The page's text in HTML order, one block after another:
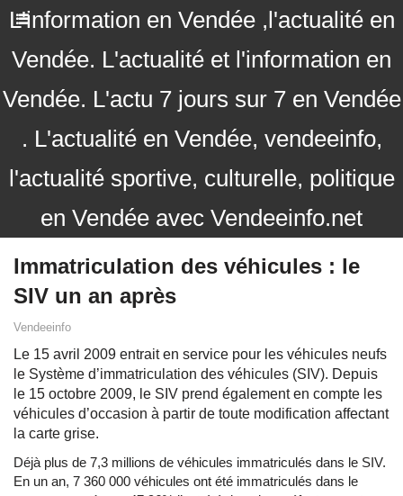
L'information en Vendée ,l'actualité en
Vendée. L'actualité et l'information en
Vendée. L'actu 7 jours sur 7 en Vendée
. L'actualité en Vendée, vendeeinfo,
l'actualité sportive, culturelle, politique
en Vendée avec Vendeeinfo.net
Immatriculation des véhicules : le
SIV un an après
Vendeeinfo
Le 15 avril 2009 entrait en service pour les véhicules neufs
le Système d’immatriculation des véhicules (SIV). Depuis
le 15 octobre 2009, le SIV prend également en compte les
véhicules d’occasion à partir de toute modification affectant
la carte grise.
Déjà plus de 7,3 millions de véhicules immatriculés dans le SIV.
En un an, 7 360 000 véhicules ont été immatriculés dans le